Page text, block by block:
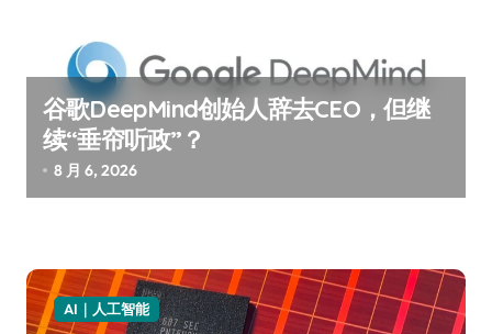
谷歌DeepMind创始人辞去CEO，但继
续“垂帘听政”？
8 月 6, 2026
AI｜人工智能